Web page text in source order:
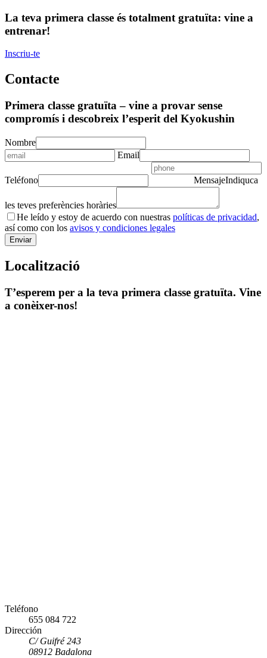
La teva primera classe és totalment gratuïta: vine a
entrenar!
Inscriu-te
Contacte
Primera classe gratuïta – vine a provar sense
compromís i descobreix l’esperit del Kyokushin
Nombre
Email
Teléfono MensajeIndiquca
les teves preferències horàries
He leído y estoy de acuerdo con nuestras políticas de privacidad,
así como con los avisos y condiciones legales
Localització
T’esperem per a la teva primera classe gratuïta. Vine
a conèixer-nos!
Teléfono
655 084 722
Dirección
C/ Guifré 243
08912 Badalona